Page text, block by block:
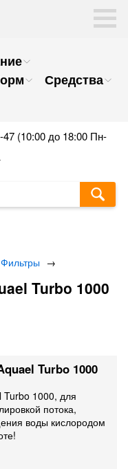
Средства
47 (10:00 до 18:00 Пн-
Фильтры →
Turbo 1000
Turbo 1000
1000, для
потока,
воды кислородом